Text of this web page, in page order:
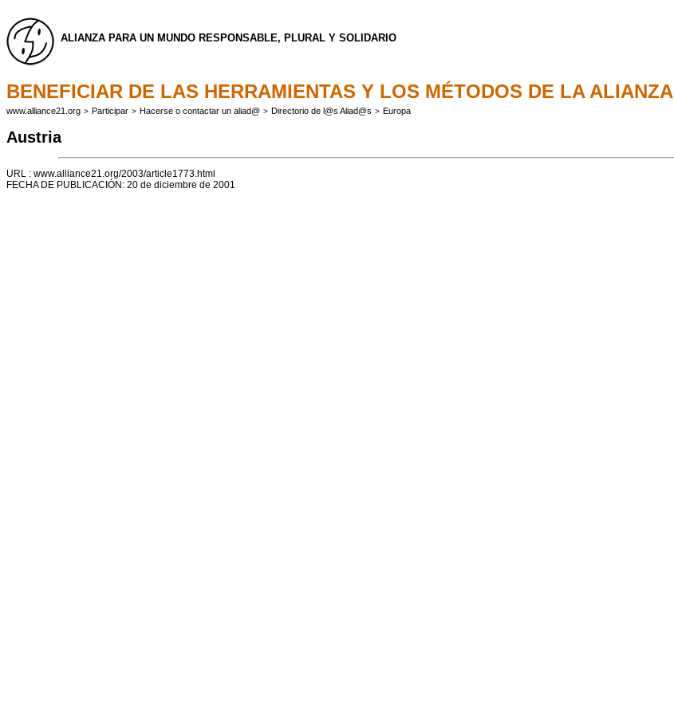
ALIANZA PARA UN MUNDO RESPONSABLE, PLURAL Y SOLIDARIO
BENEFICIAR DE LAS HERRAMIENTAS Y LOS MÉTODOS DE LA ALIANZA
www.alliance21.org > Participar > Hacerse o contactar un aliad@ > Directorio de l@s Aliad@s > Europa
Austria
URL : www.alliance21.org/2003/article1773.html
FECHA DE PUBLICACIÓN: 20 de diciembre de 2001